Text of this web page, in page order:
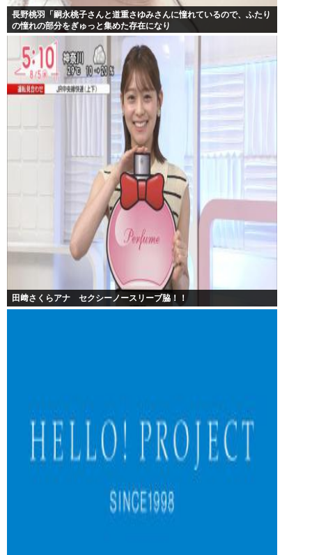
長野桃羽「嗣永桃子さんと道重さゆみさんに憧れているので、ふたり
の憧れの部分をぎゅっと集めた存在になり
田﨑さくらアナ セクシーノースリーブ脇！！